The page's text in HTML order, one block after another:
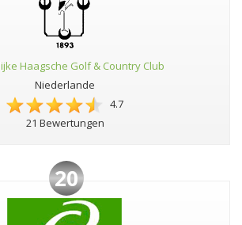
Haagsche Golf & Country Club
Niederlande
4.7
21 Bewertungen
20